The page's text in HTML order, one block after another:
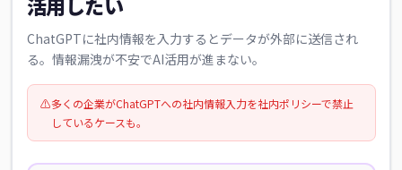
ChatGPTに社内情報を入力するとデータが外部に送信され
る。情報漏洩が不安でAI活用が進まない。
⚠️多くの企業がChatGPTへの社内情報入力を社内ポリシーで禁止
しているケースも。